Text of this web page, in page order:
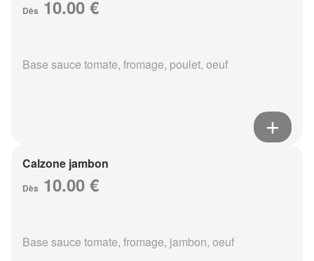
Dès 10.00 €
Base sauce tomate, fromage, poulet, oeuf
Calzone jambon
Dès 10.00 €
Base sauce tomate, fromage, jambon, oeuf